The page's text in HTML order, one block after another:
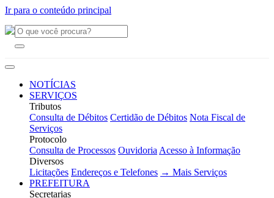
Ir para o conteúdo principal
NOTÍCIAS
SERVIÇOS
Tributos
Consulta de Débitos Certidão de Débitos Nota Fiscal de
Serviços
Protocolo
Consulta de Processos Ouvidoria Acesso à Informação
Diversos
Licitações Endereços e Telefones → Mais Serviços
PREFEITURA
Secretarias